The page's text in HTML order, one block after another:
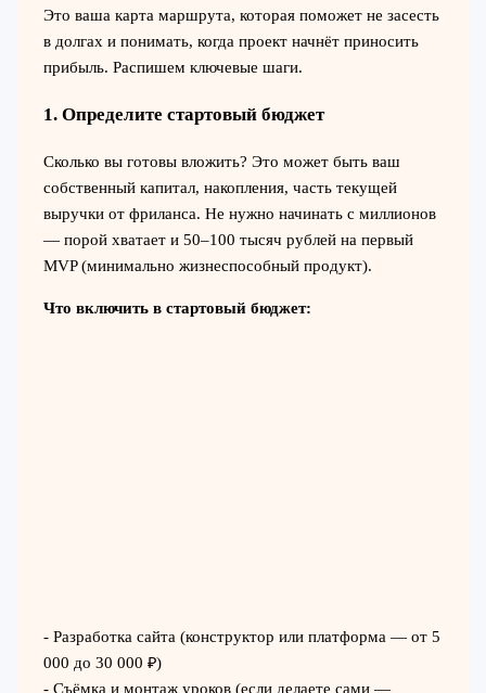
Это ваша карта маршрута, которая поможет не засесть
в долгах и понимать, когда проект начнёт приносить
прибыль. Распишем ключевые шаги.
1. Определите стартовый бюджет
Сколько вы готовы вложить? Это может быть ваш
собственный капитал, накопления, часть текущей
выручки от фриланса. Не нужно начинать с миллионов
— порой хватает и 50–100 тысяч рублей на первый
MVP (минимально жизнеспособный продукт).
Что включить в стартовый бюджет:
- Разработка сайта (конструктор или платформа — от 5
000 до 30 000 ₽)
- Съёмка и монтаж уроков (если делаете сами —